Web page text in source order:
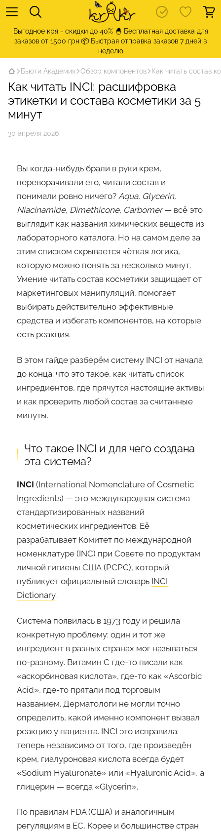
Выгодное кря - скидки до 40% 🐣 Бесплатная доставка для
заказов от 1500 грн 📦 Быстрая отправка заказов 7 дней в
неделю
Бьюти Академия Обзор компонентов Как читать состав
Как читать INCI: расшифровка
этикетки и состава косметики за 5
минут
30 апреля 2026
Вы когда-нибудь брали в руки крем,
переворачивали его, читали состав и
понимали ровно ничего? Aqua, Glycerin,
Niacinamide, Dimethicone, Carbomer— всё это
выглядит как названия химических веществ из
лабораторного каталога. Но на самом деле за
этим списком скрывается чёткая логика,
которую можно понять за несколько минут.
Умение читать состав косметики защищает от
маркетинговых манипуляций, помогает
выбирать действительно эффективные
средства и избегать компонентов, на которые
есть реакция.
В этом гайде разберём систему INCI от начала
до конца: что это такое, как читать список
ингредиентов, где прячутся настоящие активы
и как проверить любой состав за считанные
минуты.
Что такое INCI и для чего создана
эта система?
INCI (International Nomenclature of Cosmetic
Ingredients) — это международная система
стандартизированных названий
косметических ингредиентов. Её
разрабатывает Комитет по международной
номенклатуре (INC) при Совете по продуктам
личной гигиены США (PCPC), который
публикует официальный словарь INCI
Dictionary.
Система появилась в 1973 году и решила
конкретную проблему: один и тот же
ингредиент в разных странах мог называться
по-разному. Витамин С где-то писали как
«аскорбиновая кислота», где-то как «Ascorbic
Acid», где-то прятали под торговым
названием. Дерматологи не могли точно
определить, какой именно компонент вызвал
реакцию у пациента. INCI это исправила:
теперь независимо от того, где произведён
крем, гиалуроновая кислота всегда будет
«Sodium Hyaluronate» или «Hyaluronic Acid», а
глицерин — всегда «Glycerin».
По правилам FDA (США) и аналогичным
регуляциям в ЕС, Корее и большинстве стран